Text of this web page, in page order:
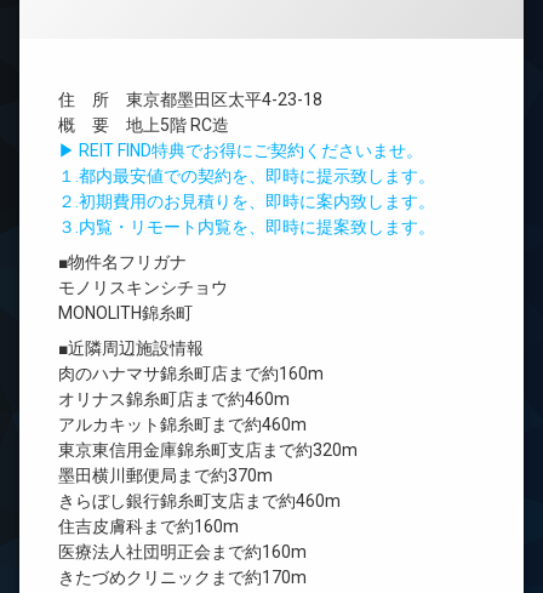
住 所 東京都墨田区太平4-23-18
概 要 地上5階 RC造
▶ REIT FIND特典でお得にご契約くださいませ。
１.都内最安値での契約を、即時に提示致します。
２.初期費用のお見積りを、即時に案内致します。
３.内覧・リモート内覧を、即時に提案致します。
■物件名フリガナ
モノリスキンシチョウ
MONOLITH錦糸町
■近隣周辺施設情報
肉のハナマサ錦糸町店まで約160m
オリナス錦糸町店まで約460m
アルカキット錦糸町まで約460m
東京東信用金庫錦糸町支店まで約320m
墨田横川郵便局まで約370m
きらぼし銀行錦糸町支店まで約460m
住吉皮膚科まで約160m
医療法人社団明正会まで約160m
きたづめクリニックまで約170m